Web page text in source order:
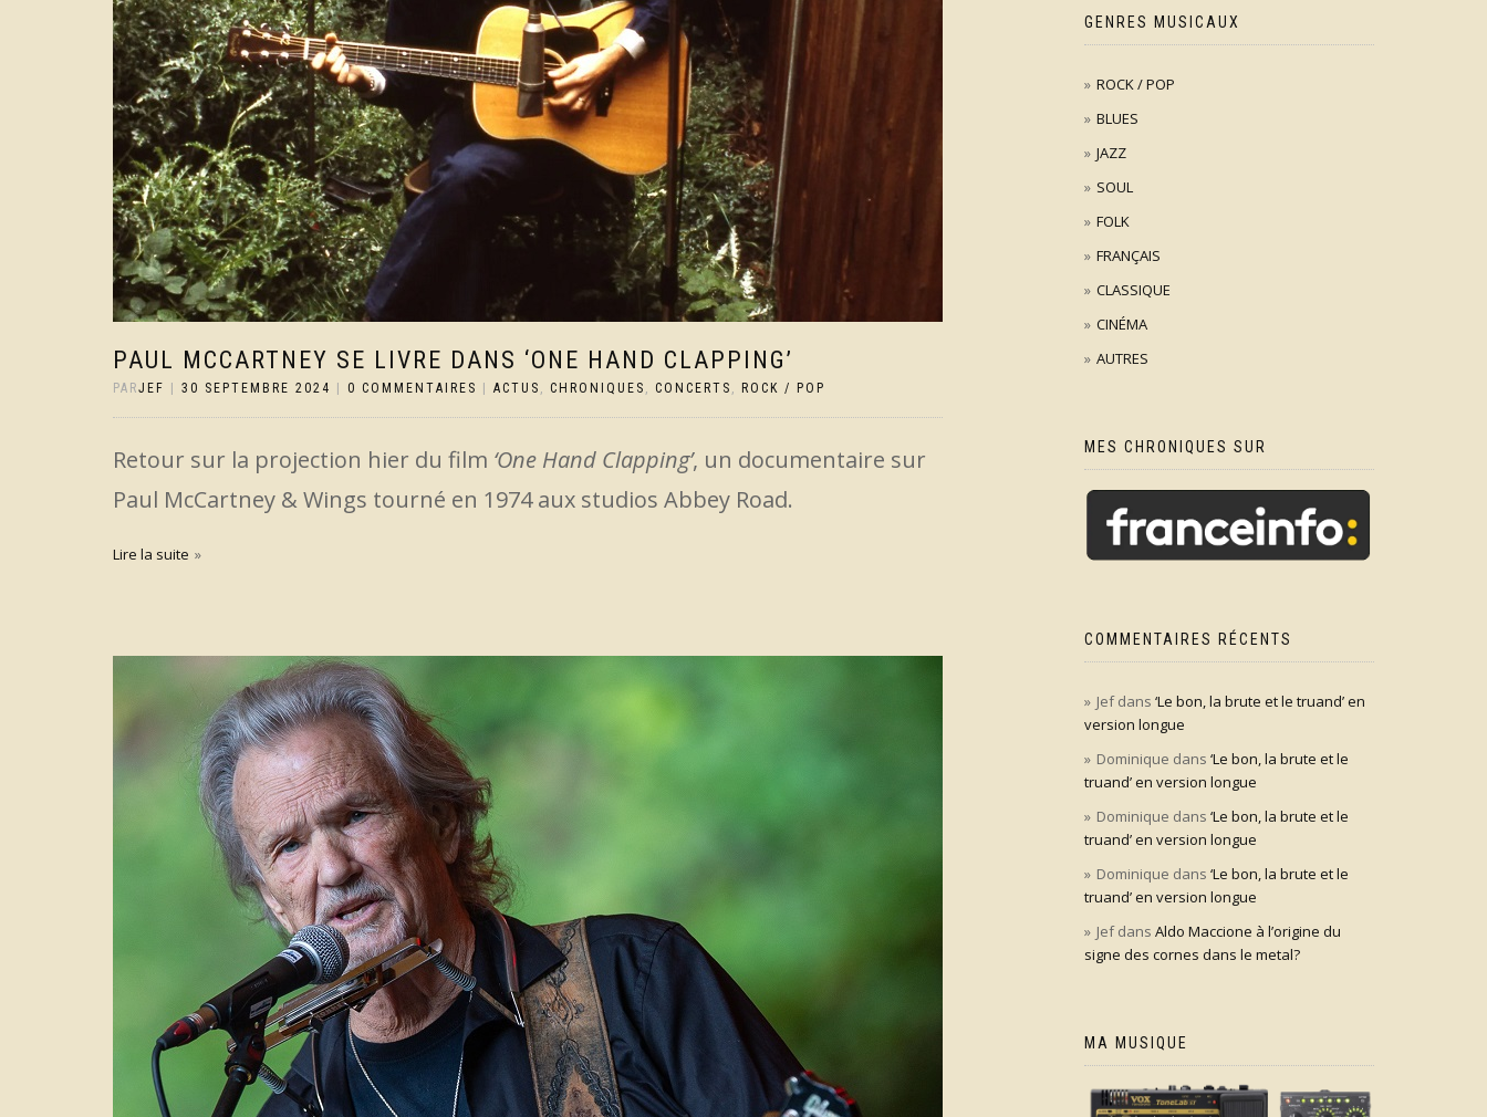
PAUL MCCARTNEY SE LIVRE DANS ‘ONE HAND CLAPPING’
PARJEF 30 SEPTEMBRE 2024 0 COMMENTAIRES ACTUS , CHRONIQUES , CONCERTS , ROCK / POP
Retour sur la projection hier du film ‘One Hand Clapping’, un documentaire sur
Paul McCartney & Wings tourné en 1974 aux studios Abbey Road.
Lire la suite
GENRES MUSICAUX
ROCK / POP
BLUES
JAZZ
SOUL
FOLK
FRANÇAIS
CLASSIQUE
CINÉMA
AUTRES
MES CHRONIQUES SUR
COMMENTAIRES RÉCENTS
Jefdans ‘Le bon, la brute et le truand’ en
version longue
Dominique dans ‘Le bon, la brute et le
truand’ en version longue
Dominique dans ‘Le bon, la brute et le
truand’ en version longue
Dominique dans ‘Le bon, la brute et le
truand’ en version longue
Jefdans Aldo Maccione à l’origine du
signe des cornes dans le metal?
MA MUSIQUE